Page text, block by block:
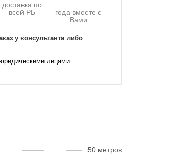
доставка по
всей РБ
года вместе с
Вами
у консультанта либо
лицами.
50 метров